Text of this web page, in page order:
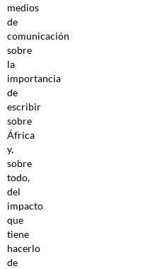
medios
de
comunicación
sobre
la
importancia
de
escribir
sobre
África
y,
sobre
todo,
del
impacto
que
tiene
hacerlo
de